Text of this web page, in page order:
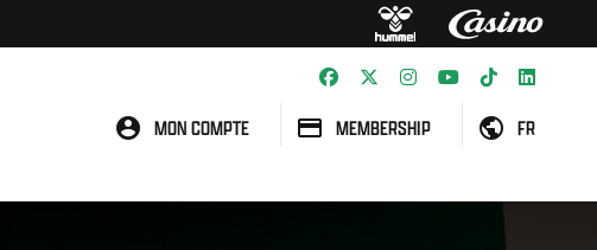
MON COMPTE MEMBERSHIP FR